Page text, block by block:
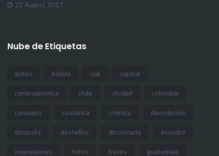
22 August, 2017
Nube de Etiquetas
antes bolivia cali capital
centroamerica chile ciudad colombia
consejos costarica crónica descripción
después destellos diccionario ecuador
expresiones fotos frases guatemala